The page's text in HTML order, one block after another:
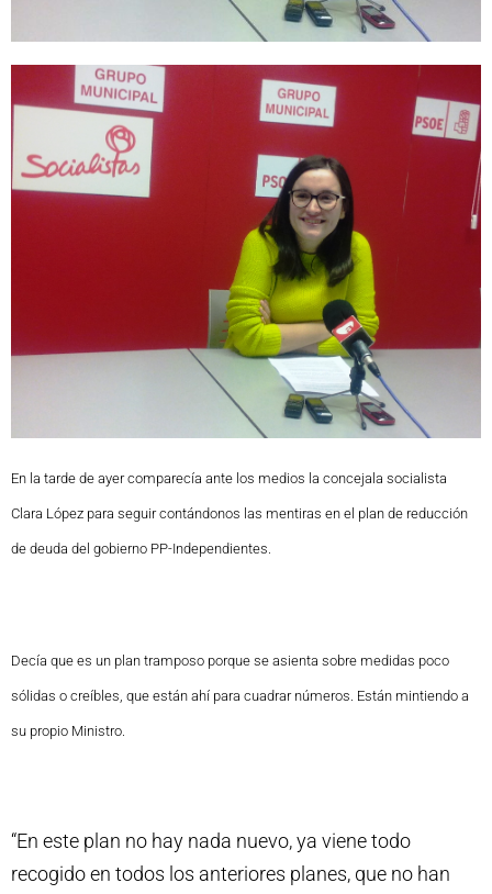
En la tarde de ayer comparecía ante los medios la concejala socialista
Clara López para seguir contándonos las mentiras en el plan de reducción
de deuda del gobierno PP-Independientes.
Decía que es un plan tramposo porque se asienta sobre medidas poco
sólidas o creíbles, que están ahí para cuadrar números. Están mintiendo a
su propio Ministro.
“En este plan no hay nada nuevo, ya viene todo
recogido en todos los anteriores planes, que no han